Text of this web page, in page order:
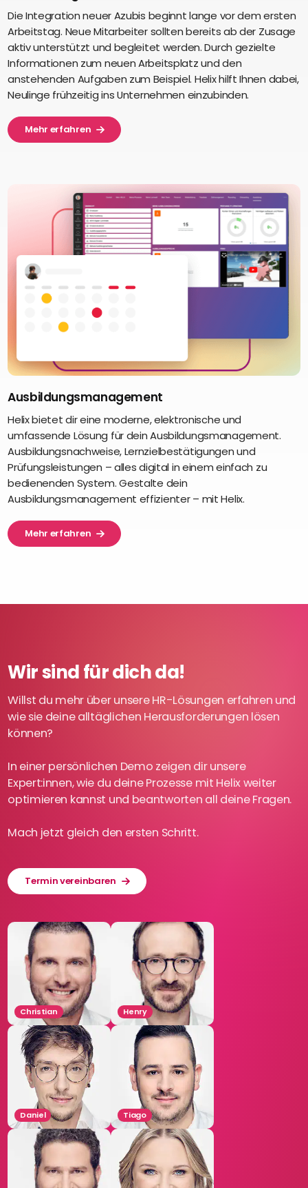
Die Integration neuer Azubis beginnt lange vor dem ersten
Arbeitstag. Neue Mitarbeiter sollten bereits ab der Zusage
aktiv unterstützt und begleitet werden. Durch gezielte
Informationen zum neuen Arbeitsplatz und den
anstehenden Aufgaben zum Beispiel. Helix hilft Ihnen dabei,
Neulinge frühzeitig ins Unternehmen einzubinden.
Mehr erfahren
Ausbildungsmanagement
Helix bietet dir eine moderne, elektronische und
umfassende Lösung für dein Ausbildungsmanagement.
Ausbildungsnachweise, Lernzielbestätigungen und
Prüfungsleistungen – alles digital in einem einfach zu
bedienenden System. Gestalte dein
Ausbildungsmanagement effizienter – mit Helix.
Mehr erfahren
Wir sind für dich da!
Willst du mehr über unsere HR-Lösungen erfahren und
wie sie deine alltäglichen Herausforderungen lösen
können?
In einer persönlichen Demo zeigen dir unsere
Expert:innen, wie du deine Prozesse mit Helix weiter
optimieren kannst und beantworten all deine Fragen.
Mach jetzt gleich den ersten Schritt.
Termin vereinbaren
Christian Henry
Daniel Tiago